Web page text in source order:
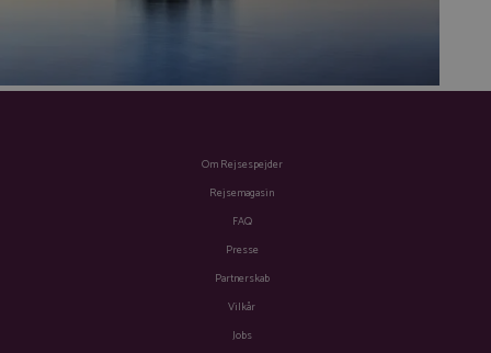
Om Rejsespejder
Rejsemagasin
FAQ
Presse
Partnerskab
Vilkår
Jobs